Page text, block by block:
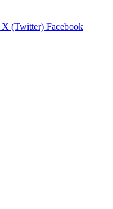
X (Twitter) Facebook